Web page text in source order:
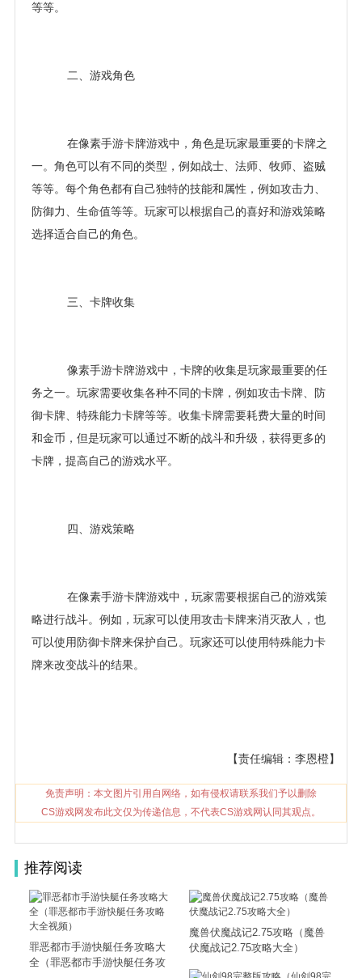
等等。
二、游戏角色
在像素手游卡牌游戏中，角色是玩家最重要的卡牌之
一。角色可以有不同的类型，例如战士、法师、牧师、盗贼
等等。每个角色都有自己独特的技能和属性，例如攻击力、
防御力、生命值等等。玩家可以根据自己的喜好和游戏策略
选择适合自己的角色。
三、卡牌收集
像素手游卡牌游戏中，卡牌的收集是玩家最重要的任
务之一。玩家需要收集各种不同的卡牌，例如攻击卡牌、防
御卡牌、特殊能力卡牌等等。收集卡牌需要耗费大量的时间
和金币，但是玩家可以通过不断的战斗和升级，获得更多的
卡牌，提高自己的游戏水平。
四、游戏策略
在像素手游卡牌游戏中，玩家需要根据自己的游戏策
略进行战斗。例如，玩家可以使用攻击卡牌来消灭敌人，也
可以使用防御卡牌来保护自己。玩家还可以使用特殊能力卡
牌来改变战斗的结果。
【责任编辑：李恩橙】
免责声明：本文图片引用自网络，如有侵权请联系我们予以删除
CS游戏网发布此文仅为传递信息，不代表CS游戏网认同其观点。
推荐阅读
罪恶都市手游快艇任务攻略大
全（罪恶都市手游快艇任务攻
魔兽伏魔战记2.75攻略（魔兽
伏魔战记2.75攻略大全）